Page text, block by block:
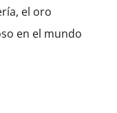
el oro
en el mundo